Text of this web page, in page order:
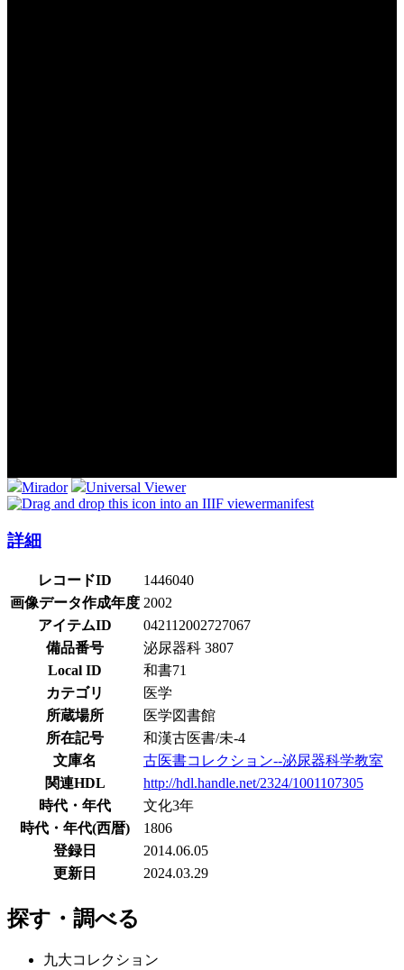
Mirador
Universal Viewer
manifest
詳細
レコードID
1446040
画像データ作成年度 2002
アイテムID
042112002727067
備品番号
泌尿器科 3807
Local ID
和書71
カテゴリ
医学
所蔵場所
医学図書館
所在記号
和漢古医書/未-4
文庫名
古医書コレクション--泌尿器科学教室
関連HDL
http://hdl.handle.net/2324/1001107305
時代・年代
文化3年
時代・年代(西暦)
1806
登録日
2014.06.05
更新日
2024.03.29
探す・調べる
九大コレクション